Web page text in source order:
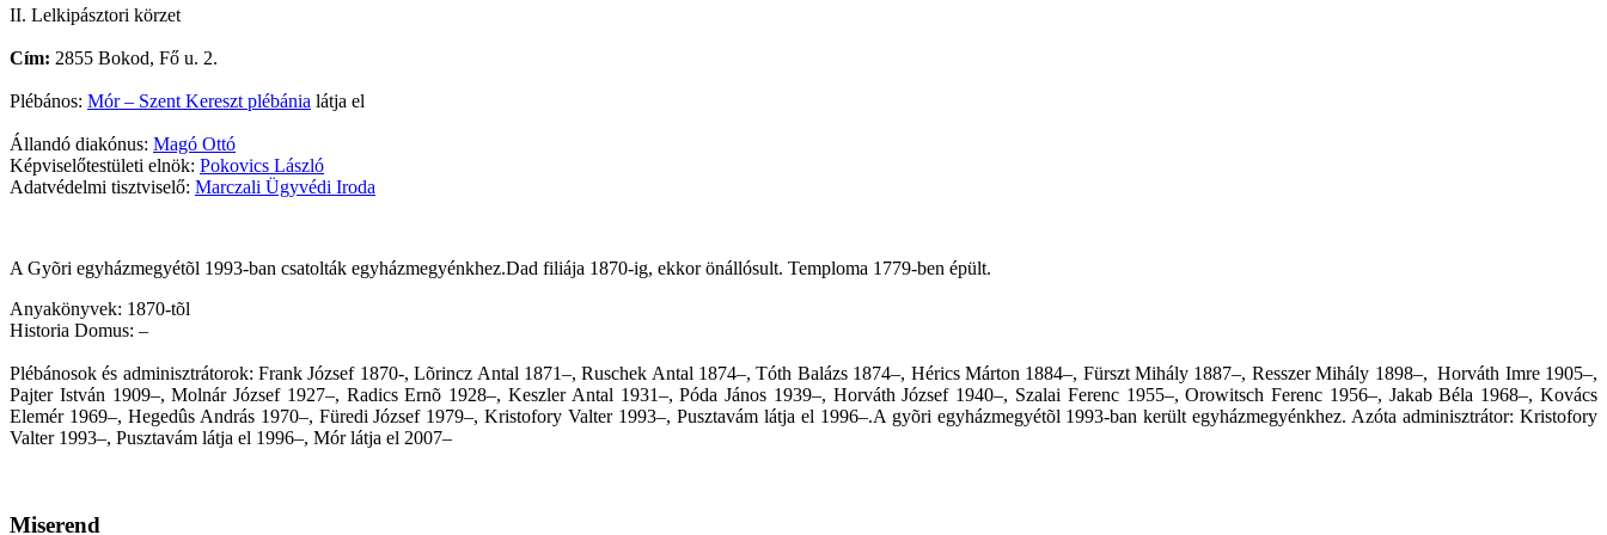
II. Lelkipásztori körzet
Cím: 2855 Bokod, Fő u. 2.
Plébános: Mór – Szent Kereszt plébánia látja el
Állandó diakónus: Magó Ottó
Képviselőtestületi elnök: Pokovics László
Adatvédelmi tisztviselő: Marczali Ügyvédi Iroda
A Gyõri egyházmegyétõl 1993-ban csatolták egyházmegyénkhez.Dad filiája 1870-ig, ekkor önállósult. Temploma 1779-ben épült.
Anyakönyvek: 1870-tõl
Historia Domus: –
Plébánosok és adminisztrátorok: Frank József 1870-, Lõrincz Antal 1871–, Ruschek Antal 1874–, Tóth Balázs 1874–, Hérics Márton 1884–, Fürszt Mihály 1887–, Resszer Mihály 1898–, Horváth Imre 1905–,
Pajter István 1909–, Molnár József 1927–, Radics Ernõ 1928–, Keszler Antal 1931–, Póda János 1939–, Horváth József 1940–, Szalai Ferenc 1955–, Orowitsch Ferenc 1956–, Jakab Béla 1968–, Kovács
Elemér 1969–, Hegedûs András 1970–, Füredi József 1979–, Kristofory Valter 1993–, Pusztavám látja el 1996–.A gyõri egyházmegyétõl 1993-ban került egyházmegyénkhez. Azóta adminisztrátor: Kristofory
Valter 1993–, Pusztavám látja el 1996–, Mór látja el 2007–
Miserend